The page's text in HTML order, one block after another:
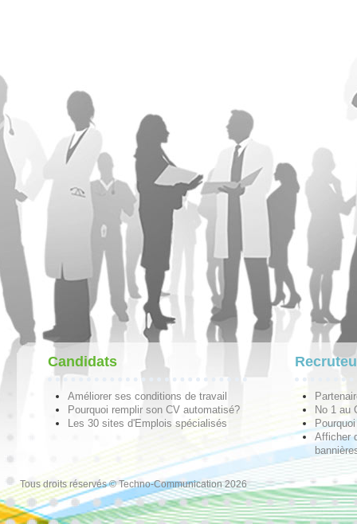
Candidats
Améliorer ses conditions de travail
Pourquoi remplir son CV automatisé?
Les 30 sites d'Emplois spécialisés
No 1 au
Afficher
Tous droits réservés © Techno-Communication 2026